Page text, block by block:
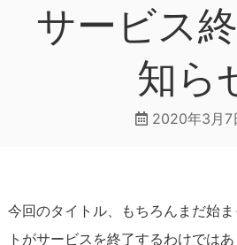
サービス
知ら
2020年3月7
今回のタイトル、もちろんまだ始
トがサービスを終了するわけでは